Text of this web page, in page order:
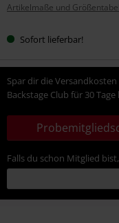
Größe
Artikelmaße und
Sofort lieferbar!
Spar dir die
Backstage Club für 30
Falls du schon Mitglied